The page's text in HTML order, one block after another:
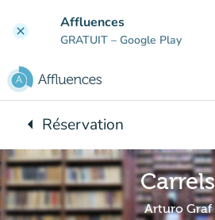
clear Affluences
GRATUIT – Google Play
arrow_leftRetour à :
Réservation
Carrels
Arturo Graf